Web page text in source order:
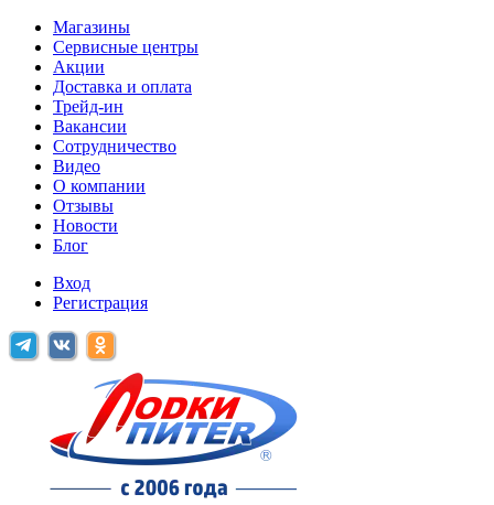
Магазины
Сервисные центры
Акции
Доставка и оплата
Трейд-ин
Вакансии
Сотрудничество
Видео
О компании
Отзывы
Новости
Блог
Вход
Регистрация